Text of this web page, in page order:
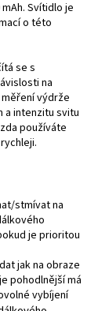
Svítidlo je
o této
se s
na
výdrže
a intenzitu svitu
používáte
stmívat na
je prioritou
jak na obraze
pohodlnější má
vybíjení